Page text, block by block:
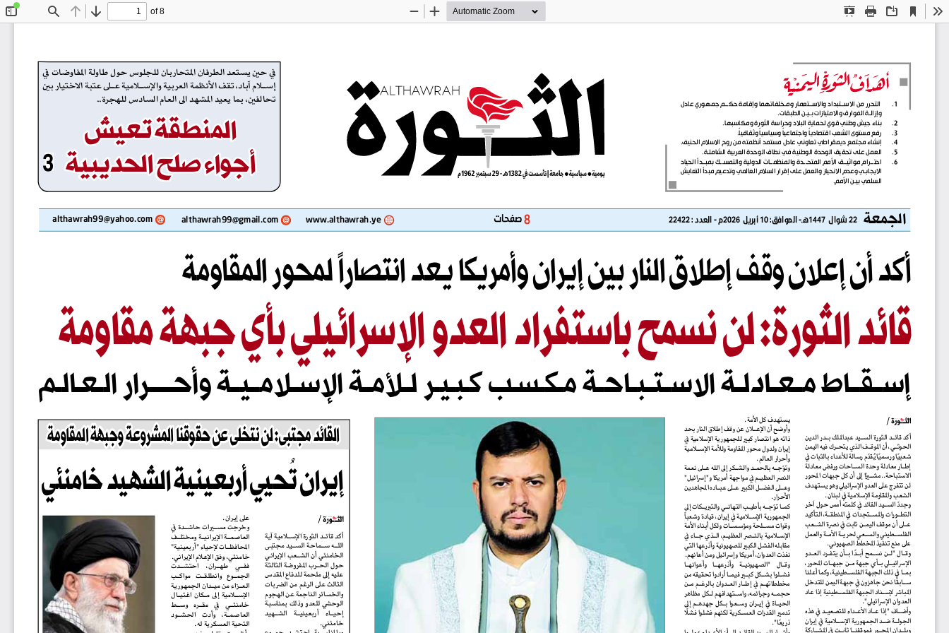
Find Previous
Next
of 8
Presentation
Print Download
Current
View
Zoom
Zoom
1
.
وإزالـة الفوارق والامتيازات بـيـن الطبقات.
2
.بناء جيش وطني قوي لحماية البلاد وحراسة الثورة ومكاسبها.
3
.
.ﹰ وثقافياﹰ وسياسياﹰ واجتماعياﹰ
رفع مستوى الشعب اقتصاديا
4
. إنشاء مجتمع ديمقراطي تعاوني عادل مستمد أنظمته من روح الاسلام الحنيف.
5
. العمل على تحقيق الوحدة الوطنية في نطاق الوحدة العربية الشاملـة.
6
. احتــرام مواثيــق الأمم المتحــدة والمنظمــات الدولية والتمســك بمبــدأ الحياد
الايجابـي وعدم الانحياز والعمل على إقرار السلام العالمي وتدعيم مبدأ التعايش
السلمي بيـن الأمم.
صفحات 8
www.althawrah.ye
althawrah99@gmail.com
althawrah99@yahoo.com 22 شوال  1447هـ- الموافق: 10 أبريل  2026م - العدد : 22422 الجمعة
أكد أن إعلان وقف إطلاق النار بين إيران وأمريكا يعد انتصاراً لمحور المقاومة
ار الــعــالــمــــــر ــة وأح ـــلامـــيـــة الإس ـبــيــر لـــلأمـحــة مــكــســب كـــتــبــا ـادلــة الاس ط مــعـإســـقـــا
ةم
و
اق
مةهب
جي
أب
ي
ل
ي
ئ
ارس
لإاودعل
اد
ا
رف
ت
س
اب
حم
س
ن
ن
ل
:ة
ر
وث
ل
ادئ
اق لعدو الإسرائيلي بأي جبهة مقاومة نسمح باستفراد اقائد الثورة: لن
/
أكد قائــد الثورة الســيد عبدالملك بــدر الدين
الحوثــي، أن الموقــف الذي يتحــرك فيه اليمن
قدا يا ورسميشعبي
إطــار معادلة وحدة الســاحات ورفض معادلة
ا إلى أن كل جبهات المحور الاستباحة.. مشــير
لن تتفرج على العدو الإسرائيلي وهو يستهدف
الشعب والمقاومة الإسلامية في لبنان.
الســيد القائد في كلمته أمس حول آخر وجدد
التطــورات والمســتجدات في المنطقــة، التأكيد
عــلى أن موقف اليمــن ثابت في نصرة الشــعب
الفلســطيني والســعي لحريــة الأمــة والعمل
على منع تنفيذ المخطط الصهيوني.
ا  بــأن  يتفــرد  العــدو وقــال  "لــن  نســمح  أبــد
الإسرائيــلي بــأي جبهة مــن جبهــات المحور،
بمــا في ذلك الجبهة الفلســطينية، وكما أعلنا
ا نحن جاهزون في جبهة اليمن للتدخل ســابق
المباشر لإســناد الجبهة الفلســطينية إذا عاد
العدوان الإسرائيلي".
الجولــة ضــد الجمهورية الإســلامية في إيران
يستهدف كل الأمة.
ذاته هو انتصار كبير للجمهورية الإسلامية في
إيران ولدول محور المقاومة وللأمة الإســلامية
جــه بالحمــد والشــكر إلى الله عــلى نعمة وتو
النصر العظيــم في مواجهة أمريكا و"إسرائيل"
الأحرار.
جــه بأطيــب التهانــي والتبريــكات إلى كمــا تو
الجمهورية الإســلامية في إيران، قيادة وشعبا
الإســلامية بالنــصر العظيــم، الــذي جــاء في
نفذت العدوان، أمريكا وإسرائيل ومن أعانهم.
فشــلوا بشــكل كبــير فيمــا أرادوا تحقيقه من
الحيــاة  في  إيــران  وســعوا  بــكل  جهدهــم  إلى
تدمير القدرات العســكرية لكنهم فشلوا فشلا
ا".ذريع
ي
ئ
ن
م
اخدي
هش
ل
اةي
ن
ي
عب
ر
أ ي
ي
حت
ن
اري
إ حيي أربعينية الشهيد خامنئيإيران ت
ةم
و
اق
م
ل
اةهب
ج
وةع
ورش
م
ل
اان
ق
وق
حن
عى
ل
خت
ن
نل
:ى
ب
ت
جم
دئ
اق
ل
االقائد مجتبى: لن نتخلى عن حقوقنا المشروعة وجبهة المقاومة
   /
أكد قائــد الثورة الإســلامية آية
اللــه  ســماحة  الســيد  مجتبى
الخامنئي أن الشــعب الإيراني
عليه إلى ملحمة للدفاع المقدس
الثالث على الرغم من الضربات
الوحشي  للعدو  وذلك  بمناسبة
إحيــاء     أربعينيــة     الشــهيد
على إيران.
العاصمــة الإيرانيــة ومختلــف
المحافظــات لإحياء "أربعينية"
احتشــدت
طهــران،
ففــي
الجمــوع   وانطلقــت   مواكــب
العــزاء من ميــدان الجمهورية
الإســلامية  إلى  مــكان  اغتيــال
العاصمــة،     وأدت     الحشــود
التحية العسكرية له.
في حين يستعد الطرفان المتحاربان للجلوس حول طاولة المفاوضات في
إســلام آباد، تقف الأنظمة العربية والإســلامية عــلى عتبة الاختيار بين
تحالفين، بما يعيد المشهد الى العام السادس للهجرة..
شي
عت
ةقطن
م
ل
ا
المنطقة تعيش
ةي
ب
ي
دحل
احل
ص
ء
اوج
أ
أجواء صلح الحديبية 3